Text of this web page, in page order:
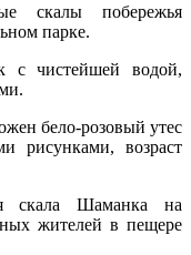
скалы побережья
парке.
с чистейшей водой,
бело-розовый утес
рисунками, возраст
скала Шаманка на
жителей в пещере